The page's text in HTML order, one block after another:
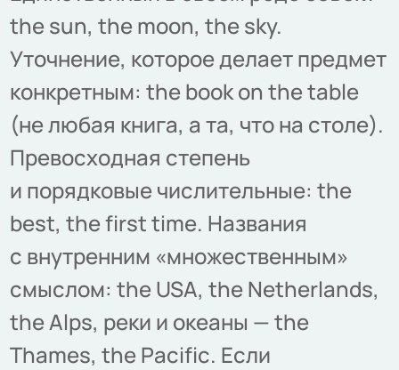
the sun, the moon, the sky.
Уточнение, которое делает предмет
конкретным: the book on the table
(не любая книга, а та, что на столе).
Превосходная степень
и порядковые числительные: the
best, the first time. Названия
с внутренним «множественным»
смыслом: the USA, the Netherlands,
the Alps, реки и океаны — the
Thames, the Pacific. Если